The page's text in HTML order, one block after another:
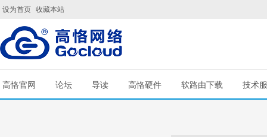
设为首页 收藏本站
高恪官网 论坛 导读 高恪硬件 软路由下载 技术